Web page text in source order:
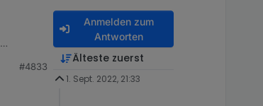
#4833
Anmelden zum
Antworten
Älteste zuerst
1. Sept. 2022, 21:33